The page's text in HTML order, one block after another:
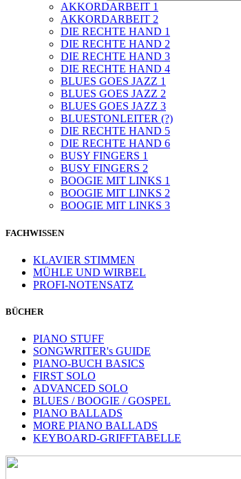
AKKORDARBEIT 1
AKKORDARBEIT 2
DIE RECHTE HAND 1
DIE RECHTE HAND 2
DIE RECHTE HAND 3
DIE RECHTE HAND 4
BLUES GOES JAZZ 1
BLUES GOES JAZZ 2
BLUES GOES JAZZ 3
BLUESTONLEITER (?)
DIE RECHTE HAND 5
DIE RECHTE HAND 6
BUSY FINGERS 1
BUSY FINGERS 2
BOOGIE MIT LINKS 1
BOOGIE MIT LINKS 2
BOOGIE MIT LINKS 3
FACHWISSEN
KLAVIER STIMMEN
MÜHLE UND WIRBEL
PROFI-NOTENSATZ
BÜCHER
PIANO STUFF
SONGWRITER's GUIDE
PIANO-BUCH BASICS
FIRST SOLO
ADVANCED SOLO
BLUES / BOOGIE / GOSPEL
PIANO BALLADS
MORE PIANO BALLADS
KEYBOARD-GRIFFTABELLE